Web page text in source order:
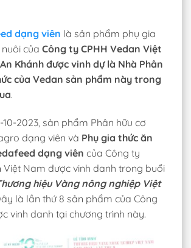
dạng viên là sản phẩm phụ gia
của Công ty CPHH Vedan Việt
Khánh được vinh dự là Nhà Phân
của Vedan sản phẩm này trong
.
2023, sản phẩm Phân hữu cơ
dạng viên và Phụ gia thức ăn
dạng viên của Công ty
Việt Nam được vinh danh trong buổi
hiệu Vàng nông nghiệp Việt
là lần thứ 8 sản phẩm của Công
vinh danh tại chương trình này.